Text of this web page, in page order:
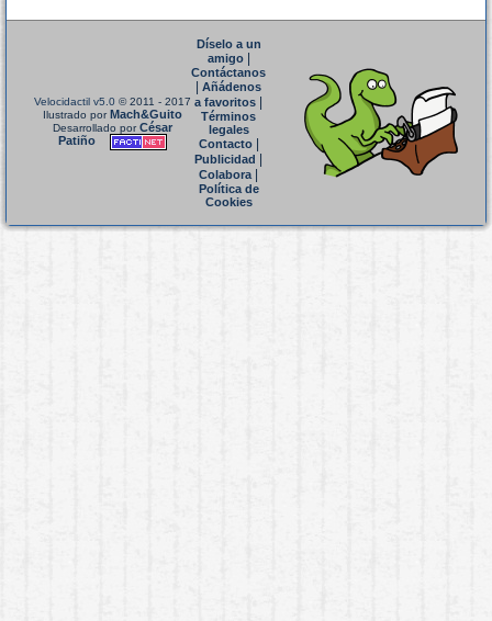
Velocidactil v5.0 © 2011 - 2017
Ilustrado porMach&Guito
Desarrollado porCésar
Patiño
Díselo a un
amigo|
Contáctanos
Añádenos
a favoritos
Términos
legales
Contacto|
Publicidad
Colabora|
Política de
Cookies